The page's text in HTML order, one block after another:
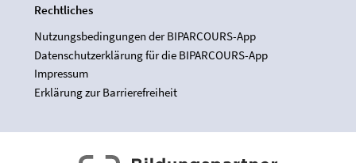
Rechtliches
Nutzungsbedingungen der BIPARCOURS-App
Datenschutzerklärung für die BIPARCOURS-App
Impressum
Erklärung zur Barrierefreiheit